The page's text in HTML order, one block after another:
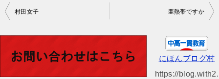
投
ビ
村田女子 亜熱帯ですか
にほんブログ村
https://blog.with2.